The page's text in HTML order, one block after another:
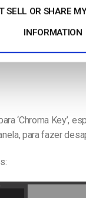
SELL OR SHARE
INFORMATION
‘Chroma Key’,
para fazer